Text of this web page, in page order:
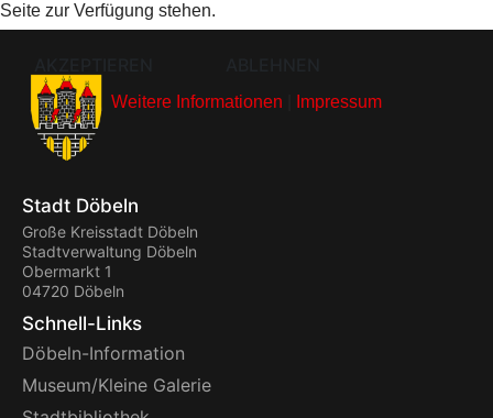
Stadt Döbeln
Große Kreisstadt Döbeln
Stadtverwaltung Döbeln
Obermarkt 1
04720 Döbeln
Schnell-Links
Döbeln-Information
Museum/Kleine Galerie
Seite zur Verfügung stehen.
Weitere Informationen Impressum